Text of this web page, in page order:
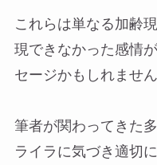
これらは単なる加齢
現できなかった感情
セージかもしれません
筆者が関わってきた
ライラに気づき適切